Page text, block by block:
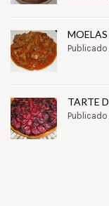
TARTE